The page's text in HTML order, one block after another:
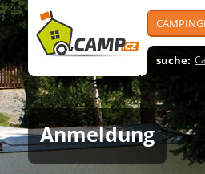
suche:
Anmeldung